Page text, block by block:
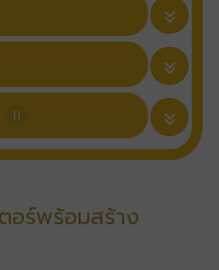
11
อร์พร้อมสร้าง